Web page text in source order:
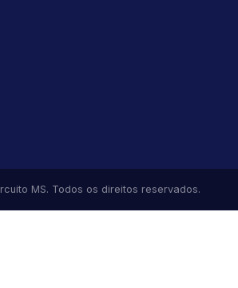
MS. Todos os direitos reservados.